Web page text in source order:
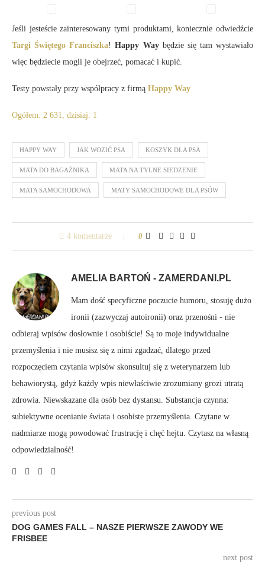
Jeśli jesteście zainteresowany tymi produktami, koniecznie odwiedźcie
Targi Świętego Franciszka!Happy Waybędzie się tam wystawiało
więc będziecie mogli je obejrzeć, pomacać i kupić.
Testy powstały przy współpracy z firmą Happy Way
Ogółem: 2 631, dzisiaj: 1
HAPPY WAY JAK WOZIĆ PSA KOSZYK DLA PSA
MATA DO BAGAŻNIKA MATA NA TYLNE SIEDZENIE
MATA SAMOCHODOWA MATY SAMOCHODOWE DLA PSÓW
4 komentarze 0
AMELIA BARTOŃ - ZAMERDANI.PL
Mam dość specyficzne poczucie humoru, stosuję dużo
ironii (zazwyczaj autoironii) oraz przenośni - nie
odbieraj wpisów dosłownie i osobiście! Są to moje indywidualne
przemyślenia i nie musisz się z nimi zgadzać, dlatego przed
rozpoczęciem czytania wpisów skonsultuj się z weterynarzem lub
behawiorystą, gdyż każdy wpis niewłaściwie zrozumiany grozi utratą
zdrowia. Niewskazane dla osób bez dystansu. Substancja czynna:
subiektywne ocenianie świata i osobiste przemyślenia. Czytane w
nadmiarze mogą powodować frustrację i chęć hejtu. Czytasz na własną
odpowiedzialność!
previous post
DOG GAMES FALL – NASZE PIERWSZE ZAWODY WE
FRISBEE
next post